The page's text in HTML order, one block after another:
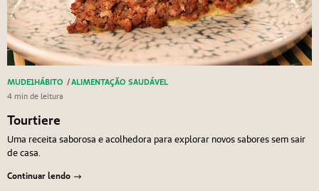
MUDE1HÁBITO /ALIMENTAÇÃO SAUDÁVEL
4 min de leitura
Tourtiere
Uma receita saborosa e acolhedora para explorar novos sabores sem sair
de casa.
Continuar lendo